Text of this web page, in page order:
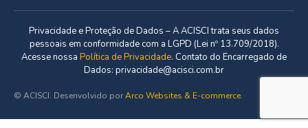
Privacidade e Proteção de Dados – A ACISCI trata seus dados
pessoais em conformidade com a LGPD (Lei nº 13.709/2018).
Acesse nossa Política de Privacidade. Contato do Encarregado de
Dados: privacidade@acisci.com.br
© ACISCI. Desenvolvido porArco Websites & E-commerce.